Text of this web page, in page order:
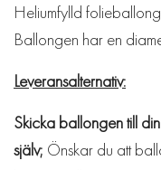
Heliumfylld
Ballongen har en
Leveransalternativ:
Skicka ballongen till
själv; Önskar du att